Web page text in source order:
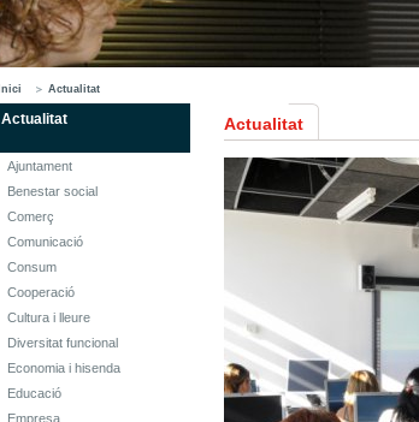
Inici Actualitat
Actualitat
Ajuntament
Benestar social
Comerç
Comunicació
Consum
Cooperació
Cultura i lleure
Diversitat funcional
Economia i hisenda
Educació
Empresa
Actualitat